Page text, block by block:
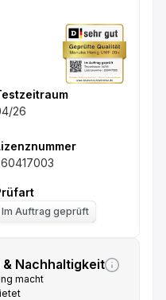
& Nachhaltigkeit
macht
26
Im Auftrag geprüft